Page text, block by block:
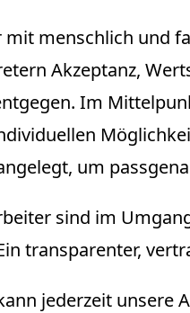
mit menschlich und
Akzeptanz,
Im
um
sind im
transparenter,
jederzeit unsere